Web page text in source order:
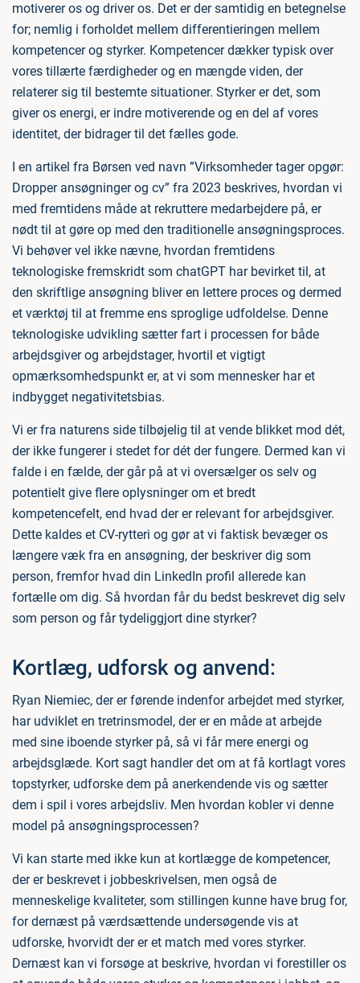
motiverer os og driver os. Det er der samtidig en betegnelse
for; nemlig i forholdet mellem differentieringen mellem
kompetencer og styrker. Kompetencer dækker typisk over
vores tillærte færdigheder og en mængde viden, der
relaterer sig til bestemte situationer. Styrker er det, som
giver os energi, er indre motiverende og en del af vores
identitet, der bidrager til det fælles gode.
I en artikel fra Børsen ved navn ”Virksomheder tager opgør:
Dropper ansøgninger og cv” fra 2023 beskrives, hvordan vi
med fremtidens måde at rekruttere medarbejdere på, er
nødt til at gøre op med den traditionelle ansøgningsproces.
Vi behøver vel ikke nævne, hvordan fremtidens
teknologiske fremskridt som chatGPT har bevirket til, at
den skriftlige ansøgning bliver en lettere proces og dermed
et værktøj til at fremme ens sproglige udfoldelse. Denne
teknologiske udvikling sætter fart i processen for både
arbejdsgiver og arbejdstager, hvortil et vigtigt
opmærksomhedspunkt er, at vi som mennesker har et
indbygget negativitetsbias.
Vi er fra naturens side tilbøjelig til at vende blikket mod dét,
der ikke fungerer i stedet for dét der fungere. Dermed kan vi
falde i en fælde, der går på at vi oversælger os selv og
potentielt give flere oplysninger om et bredt
kompetencefelt, end hvad der er relevant for arbejdsgiver.
Dette kaldes et CV-rytteri og gør at vi faktisk bevæger os
længere væk fra en ansøgning, der beskriver dig som
person, fremfor hvad din LinkedIn profil allerede kan
fortælle om dig. Så hvordan får du bedst beskrevet dig selv
som person og får tydeliggjort dine styrker?
Kortlæg, udforsk og anvend:
Ryan Niemiec, der er førende indenfor arbejdet med styrker,
har udviklet en tretrinsmodel, der er en måde at arbejde
med sine iboende styrker på, så vi får mere energi og
arbejdsglæde. Kort sagt handler det om at få kortlagt vores
topstyrker, udforske dem på anerkendende vis og sætter
dem i spil i vores arbejdsliv. Men hvordan kobler vi denne
model på ansøgningsprocessen?
Vi kan starte med ikke kun at kortlægge de kompetencer,
der er beskrevet i jobbeskrivelsen, men også de
menneskelige kvaliteter, som stillingen kunne have brug for,
for dernæst på værdsættende undersøgende vis at
udforske, hvorvidt der er et match med vores styrker.
Dernæst kan vi forsøge at beskrive, hvordan vi forestiller os